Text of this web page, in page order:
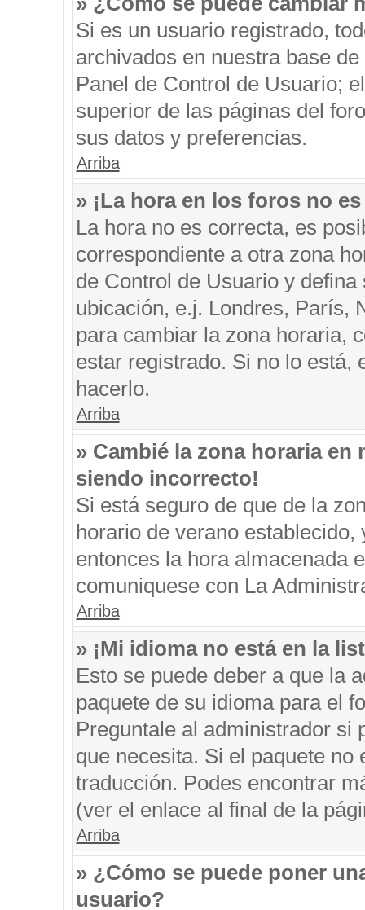
Si es un usuario registrado,
archivados en nuestra base
Panel de Control de Usuario;
superior de las páginas del
sus datos y preferencias.
Arriba
» ¡La hora en los foros no
La hora no es correcta, es
correspondiente a otra zona
de Control de Usuario y
ubicación, e.j. Londres, París,
para cambiar la zona horaria,
estar registrado. Si no lo está,
hacerlo.
Arriba
» Cambié la zona horaria
siendo incorrecto!
Si está seguro de que de la
horario de verano
entonces la hora almacenada
comuniquese con La
Arriba
» ¡Mi idioma no está en la
Esto se puede deber a que la
paquete de su idioma para el
Preguntale al administrador si
que necesita. Si el paquete
traducción. Podes encontrar
(ver el enlace al final de la
Arriba
» ¿Cómo se puede poner
usuario?